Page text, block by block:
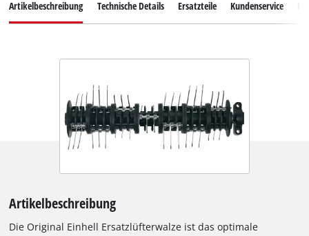
Artikelbeschreibung Technische Details Ersatzteile Kundenservice
Artikelbeschreibung
Die Original Einhell Ersatzlüfterwalze ist das optimale